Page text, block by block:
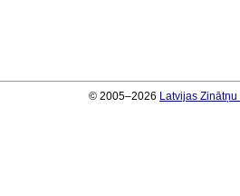
© 2005–2026 Latvijas